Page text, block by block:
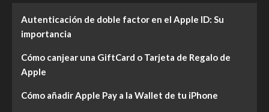
Autenticación de doble factor en el Apple ID: Su
importancia
Cómo canjear una GiftCard o Tarjeta de Regalo de
Apple
Cómo añadir Apple Pay a la Wallet de tu iPhone